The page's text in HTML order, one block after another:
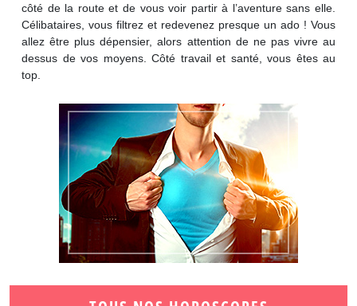
côté de la route et de vous voir partir à l’aventure sans elle.
Célibataires, vous filtrez et redevenez presque un ado ! Vous
allez être plus dépensier, alors attention de ne pas vivre au
dessus de vos moyens. Côté travail et santé, vous êtes au
top.